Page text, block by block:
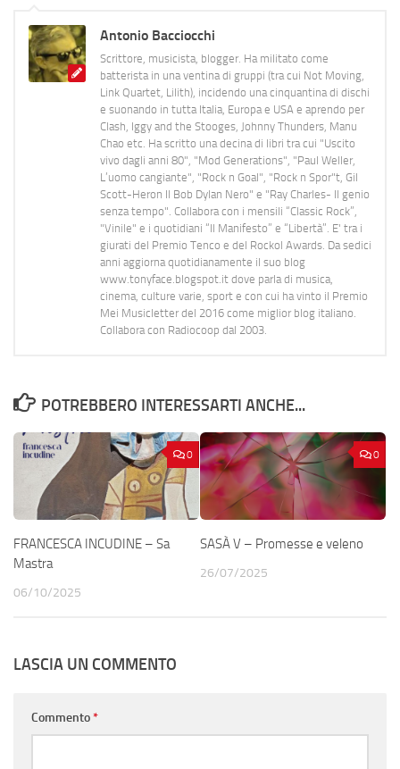
Antonio Bacciocchi
Scrittore, musicista, blogger. Ha militato come
batterista in una ventina di gruppi (tra cui Not Moving,
Link Quartet, Lilith), incidendo una cinquantina di dischi
e suonando in tutta Italia, Europa e USA e aprendo per
Clash, Iggy and the Stooges, Johnny Thunders, Manu
Chao etc. Ha scritto una decina di libri tra cui "Uscito
vivo dagli anni 80", "Mod Generations", "Paul Weller,
L’uomo cangiante", "Rock n Goal", "Rock n Spor"t, Gil
Scott-Heron Il Bob Dylan Nero" e "Ray Charles- Il genio
senza tempo". Collabora con i mensili “Classic Rock”,
"Vinile" e i quotidiani “Il Manifesto” e “Libertà”. E' tra i
giurati del Premio Tenco e del Rockol Awards. Da sedici
anni aggiorna quotidianamente il suo blog
www.tonyface.blogspot.it dove parla di musica,
cinema, culture varie, sport e con cui ha vinto il Premio
Mei Musicletter del 2016 come miglior blog italiano.
Collabora con Radiocoop dal 2003.
POTREBBERO INTERESSARTI ANCHE...
0
FRANCESCA INCUDINE – Sa
Mastra
06/10/2025
0
SASÀ V – Promesse e veleno
26/07/2025
LASCIA UN COMMENTO
Commento*